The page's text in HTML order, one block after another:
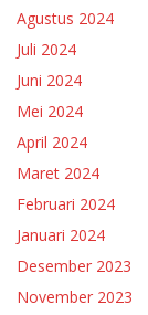
Agustus 2024
Juli 2024
Juni 2024
Mei 2024
April 2024
Maret 2024
Februari 2024
Januari 2024
Desember 2023
November 2023